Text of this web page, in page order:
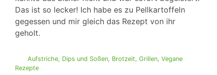
Das ist so lecker! Ich habe es zu Pellkartoffeln
gegessen und mir gleich das Rezept von ihr
geholt.
Aufstriche, Dips und Soßen, Brotzeit, Grillen, Vegane
Rezepte